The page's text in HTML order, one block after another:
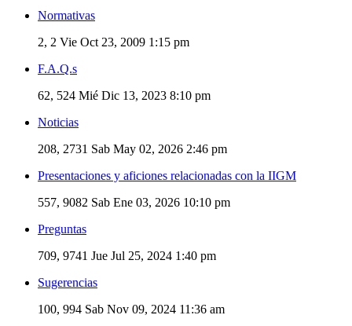
Normativas
2, 2 Vie Oct 23, 2009 1:15 pm
F.A.Q.s
62, 524 Mié Dic 13, 2023 8:10 pm
Noticias
208, 2731 Sab May 02, 2026 2:46 pm
Presentaciones y aficiones relacionadas con la IIGM
557, 9082 Sab Ene 03, 2026 10:10 pm
Preguntas
709, 9741 Jue Jul 25, 2024 1:40 pm
Sugerencias
100, 994 Sab Nov 09, 2024 11:36 am